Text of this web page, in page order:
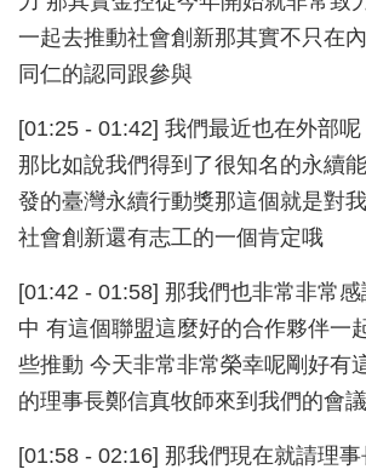
一起去推動社會創新那其實不只在
同仁的認同跟參與
[01:25 - 01:42] 我們最近也在外部
那比如說我們得到了很知名的永續
發的臺灣永續行動獎那這個就是對
社會創新還有志工的一個肯定哦
[01:42 - 01:58] 那我們也非常非常
中 有這個聯盟這麼好的合作夥伴一
些推動 今天非常非常榮幸呢剛好有
的理事長鄭信真牧師來到我們的會
[01:58 - 02:16] 那我們現在就請理